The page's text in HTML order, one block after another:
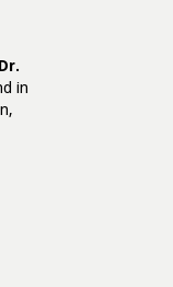
Dr.
in